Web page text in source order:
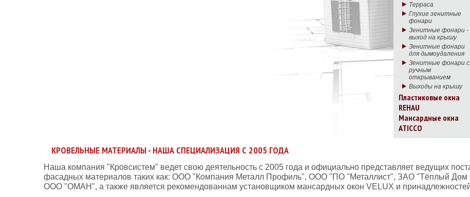
Терраса
Глухие зенитные
фонари
Зенитные фонари -
выход на крышу
Зенитные фонари
для дымоудаления
Зенитные фонари с
ручным
открыванием
Выходы на крышу
Пластиковые окна
REHAU
Мансардные окна
ATICCO
КРОВЕЛЬНЫЕ МАТЕРИАЛЫ - НАША СПЕЦИАЛИЗАЦИЯ С 2005 ГОДА
Наша компания "Кровсистем" ведет свою деятельность с 2005 года и официально представляет ведущих
фасадных материалов таких как: ООО "Компания Металл Профиль", ООО "ПО "Металлист", ЗАО "Тёплый
ООО "ОМАН", а также является рекомендованнам установщиком мансардных окон VELUX и